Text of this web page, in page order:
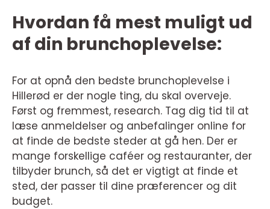
Hvordan få mest muligt ud
af din brunchoplevelse:
For at opnå den bedste brunchoplevelse i
Hillerød er der nogle ting, du skal overveje.
Først og fremmest, research. Tag dig tid til at
læse anmeldelser og anbefalinger online for
at finde de bedste steder at gå hen. Der er
mange forskellige caféer og restauranter, der
tilbyder brunch, så det er vigtigt at finde et
sted, der passer til dine præferencer og dit
budget.